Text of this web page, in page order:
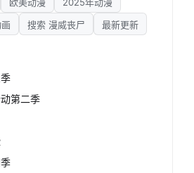
搜索 漫威丧尸
最新更新
第二季